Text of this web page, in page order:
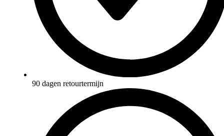
90 dagen retourtermijn